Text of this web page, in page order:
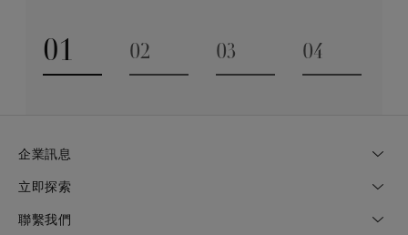
01
Go to slide 1
02
03
04
企業訊息
立即探索
聯繫我們